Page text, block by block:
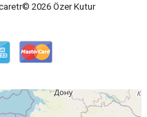
r© 2026 Özer Kutur